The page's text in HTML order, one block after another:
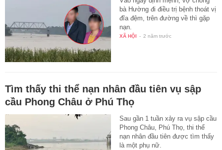
bà Hường đi điều trị bệnh thoát vị
đĩa đệm, trên đường về thì gặp
nạn.
XÃ HỘI - 2 năm trước
Tìm thấy thi thể nạn nhân đầu tiên vụ sập
cầu Phong Châu ở Phú Thọ
Sau gần 1 tuần xảy ra vụ sập cầu
Phong Châu, Phú Thọ, thi thể
nạn nhân đầu tiên được tìm thấy
là một phụ nữ.